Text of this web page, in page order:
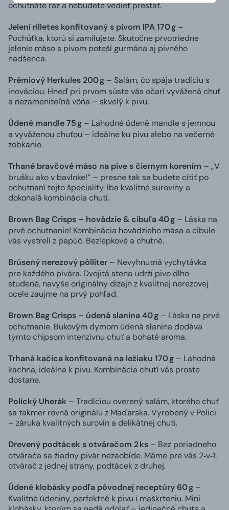
ochutnáte raz a nebudete vedieť prestať.
Jelení rilletes konfitovaný s pivom IPA 170 g –
Pochúťka, ktorú si zamilujete. Skutočne prvotriedne
jelenie mäso s pivom poteší gurmána aj pivného
nadšenca.
Prémiový Herkules 200 g – Salám, čo spája tradíciu s
inováciou. Hneď pri prvom súste vás očarí vyvážená chuť
a nezameniteľná vôňa – skvelý k pivu.
Údené mandle 75 g – Lahodné údené mandle s jemnou
a vyváženou chuťou – ideálne ku pivu alebo na večerné
zobkanie.
Trhané bravčové mäso na pive s čiernym korením – „V
brušku ako v bavlnke!“ – presne tak sa budete cítiť po
ochutnaní tejto špeciality. Iba kvalitné suroviny a
dokonalá kombinácia chutí.
Brown Bag Crisps – hovädzie & cibuľa 40 g – Láska na
prvé ochutnanie! Kombinácia hovädzieho mäsa a cibule
vás vystrelí z papúč. Bezlepkové a chutné.
Brúsený nerezový pôlliter – Nevyhnutná vychytávka
pre každého pivára. Dvojitá stena udrží pivo dlho
studené, navyše originálny dizajn z kvalitnej nerezovej
ocele zaujme na prvý pohľad.
Brown Bag Crisps – údená slanina 40 g – Láska na prvé
ochutnanie. Bukovým dymom údená slanina dodáva
týmto chipsom intenzívnu chuť a bohaté aroma.
Trhaná kačica konfitovaná na ležiaku 170 g – Lahodná
kachna, ideálna k pivu. Kombinácia chutí vás proste
dostane.
Polický Uherák – Tradíciou overený salám, ktorého chuť
sa takmer rovná originálu z Maďarska. Vyrobený v Polici
– záruka kvalitných surovín a delikátnej chuti.
Drevený podtácek s otváračom 2 ks – Bez poriadneho
otvárača sa žiadny pivár nezaobíde. Máme pre vás 2‑v‑1:
otvárač z jednej strany, podtácek z druhej.
Údené klobásky podľa pôvodnej receptúry 60 g –
Kvalitné údeniny, perfektné k pivu i maškrteniu. Mini